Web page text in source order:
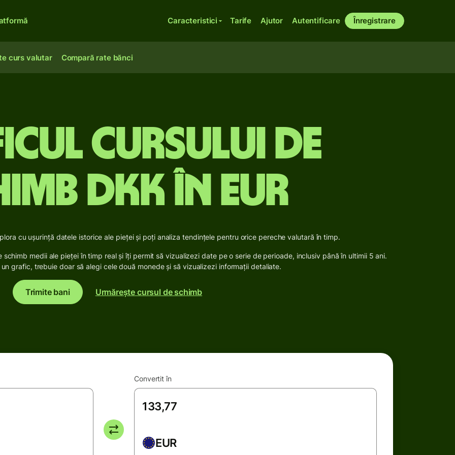
Caracteristici Tarife Ajutor Autentificare Înregistrare
curs valutar Compară rate bănci
cursului de
DKK în EUR
cu ușurință datele istorice ale pieței și poți analiza tendințele pentru orice pereche valutară în timp.
medii ale pieței în timp real și îți permit să vizualizezi date pe o serie de perioade, inclusiv până în ultimii 5 ani.
grafic, trebuie doar să alegi cele două monede și să vizualizezi informații detaliate.
Trimite bani Urmărește cursul de schimb
Convertit în
EUR